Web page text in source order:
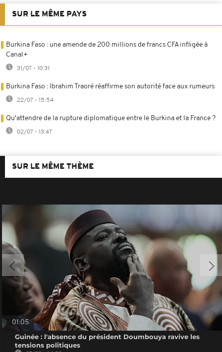
SUR LE MÊME PAYS
Burkina Faso : une amende de 200 millions de francs CFA infligée à
Canal+
31/07 - 10:31
Burkina Faso : Ibrahim Traoré réaffirme son autorité face aux rumeurs
22/07 - 15:54
Qu'attendre de la rupture diplomatique entre le Burkina et la France ?
02/07 - 13:47
SUR LE MÊME THÈME
01:05
Guinée : l'absence du président Doumbouya ravive les
tensions politiques